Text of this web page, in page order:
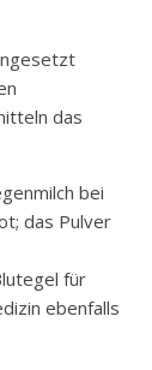
das
bei
das Pulver
für
ebenfalls